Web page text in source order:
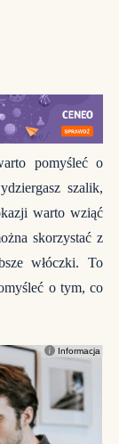
pomyśleć o
szalik,
warto wziąć
skorzystać z
włóczki. To
o tym, co